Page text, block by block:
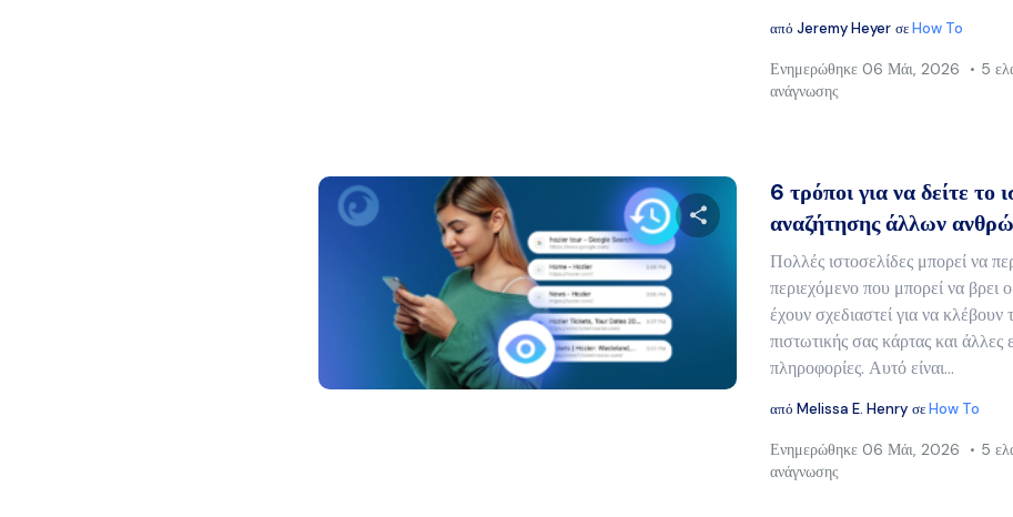
απόJeremy Heyer σεHow To
Ενημερώθηκε 06 Μάι, 2026
5
ανάγνωσης
Μοιραστείτε αυτό το άρθρο
Twitter Facebook Αντιγραφή συνδέσμου
6 τρόποι για να δείτε το
αναζήτησης άλλων
Πολλές ιστοσελίδες μπορεί να
περιεχόμενο που μπορεί να βρει
έχουν σχεδιαστεί για να κλέβουν
πιστωτικής σας κάρτας και άλλες
πληροφορίες. Αυτό είναι…
απόMelissa E. Henry σεHow To
Ενημερώθηκε 06 Μάι, 2026
5
ανάγνωσης